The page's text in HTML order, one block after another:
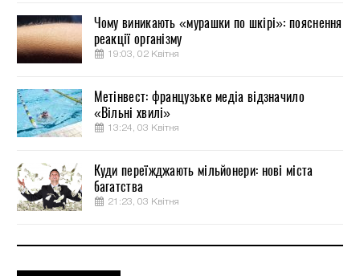
Чому виникають «мурашки по шкірі»: пояснення
реакції організму
19:03, 02 Квітня
Метінвест: французьке медіа відзначило
«Вільні хвилі»
13:24, 03 Квітня
Куди переїжджають мільйонери: нові міста
багатства
21:23, 03 Квітня